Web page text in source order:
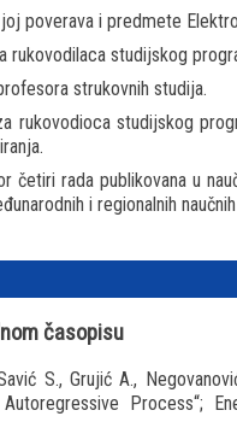
poverava i predmete
rukovodilaca studijskog
strukovnih studija.
rukovodioca studijskog
četiri rada publikovana u
i regionalnih
časopisu
S., Grujić A.,
Process“;